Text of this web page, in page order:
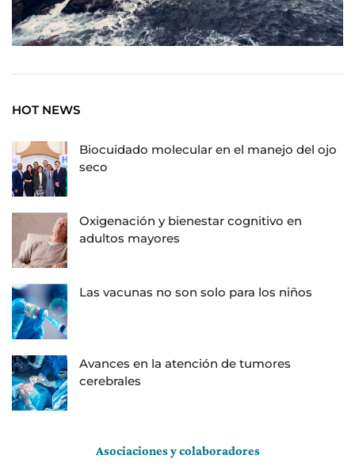
HOT NEWS
Biocuidado molecular en el manejo del ojo
seco
Oxigenación y bienestar cognitivo en
adultos mayores
Las vacunas no son solo para los niños
Avances en la atención de tumores
cerebrales
Asociaciones y colaboradores